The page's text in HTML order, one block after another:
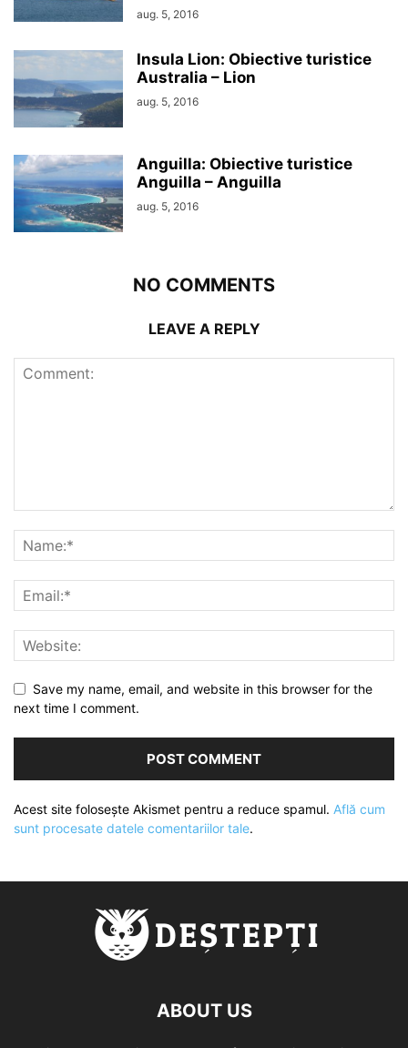
aug. 5, 2016
Insula Lion: Obiective turistice
Australia – Lion
aug. 5, 2016
Anguilla: Obiective turistice
Anguilla – Anguilla
aug. 5, 2016
NO COMMENTS
LEAVE A REPLY
Save my name, email, and website in this browser for the
next time I comment.
Acest site folosește Akismet pentru a reduce spamul. Află cum
sunt procesate datele comentariilor tale.
ABOUT US